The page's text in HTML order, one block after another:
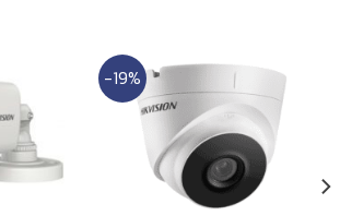
-19%